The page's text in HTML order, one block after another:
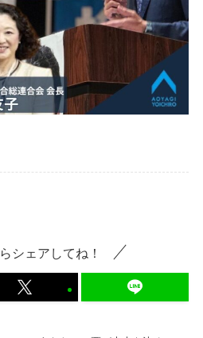
シェアしてね！